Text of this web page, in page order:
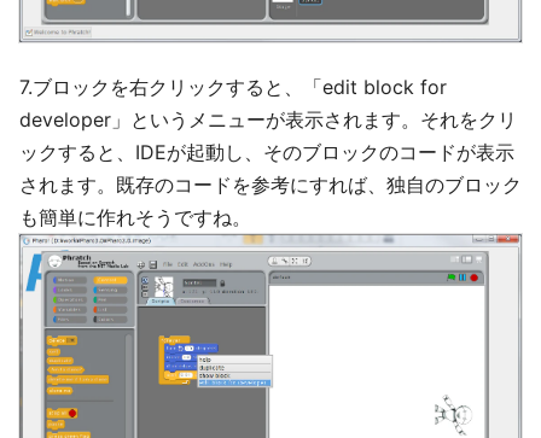
7.ブロックを右クリックすると、「edit block for
developer」というメニューが表示されます。それをクリ
ックすると、IDEが起動し、そのブロックのコードが表示
されます。既存のコードを参考にすれば、独自のブロック
も簡単に作れそうですね。